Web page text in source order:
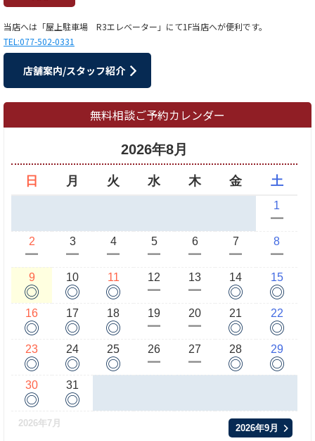
当店へは「屋上駐車場 R3エレベーター」にて1F当店へが便利です。
TEL:077-502-0331
店舗案内/スタッフ紹介
無料相談ご予約カレンダー
2026年8月
日 月 火 水 木 金 土
1
ー
2
ー
3
ー
4
ー
5
ー
6
ー
7
ー
8
ー
9
◎
10
◎
11
◎
12
ー
13
ー
14
◎
15
◎
16
◎
17
◎
18
◎
19
ー
20
ー
21
◎
22
◎
23
◎
24
◎
25
◎
26
ー
27
ー
28
◎
29
◎
30
◎
31
◎
2026年7月 2026年9月